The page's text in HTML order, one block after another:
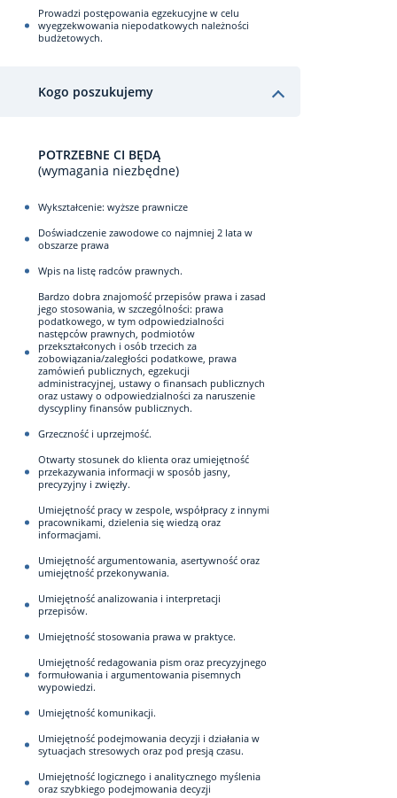
Prowadzi postępowania egzekucyjne w celu
wyegzekwowania niepodatkowych należności
budżetowych.
Kogo poszukujemy
POTRZEBNE CI BĘDĄ
(wymagania niezbędne)
Wykształcenie: wyższe prawnicze
Doświadczenie zawodowe co najmniej 2 lata w
obszarze prawa
Wpis na listę radców prawnych.
Bardzo dobra znajomość przepisów prawa i zasad
jego stosowania, w szczególności: prawa
podatkowego, w tym odpowiedzialności
następców prawnych, podmiotów
przekształconych i osób trzecich za
zobowiązania/zaległości podatkowe, prawa
zamówień publicznych, egzekucji
administracyjnej, ustawy o finansach publicznych
oraz ustawy o odpowiedzialności za naruszenie
dyscypliny finansów publicznych.
Grzeczność i uprzejmość.
Otwarty stosunek do klienta oraz umiejętność
przekazywania informacji w sposób jasny,
precyzyjny i zwięzły.
Umiejętność pracy w zespole, współpracy z innymi
pracownikami, dzielenia się wiedzą oraz
informacjami.
Umiejętność argumentowania, asertywność oraz
umiejętność przekonywania.
Umiejętność analizowania i interpretacji
przepisów.
Umiejętność stosowania prawa w praktyce.
Umiejętność redagowania pism oraz precyzyjnego
formułowania i argumentowania pisemnych
wypowiedzi.
Umiejętność komunikacji.
Umiejętność podejmowania decyzji i działania w
sytuacjach stresowych oraz pod presją czasu.
Umiejętność logicznego i analitycznego myślenia
oraz szybkiego podejmowania decyzji